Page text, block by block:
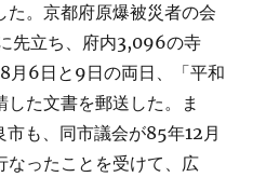
た。京都府原爆被災者の会
先立ち、府内3,096の寺
月6日と9日の両日、「平和
た文書を郵送した。ま
も、同市議会が85年12月
なったことを受けて、広